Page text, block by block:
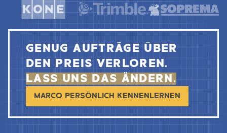
GENUG AUFTRÄGE ÜBER
DEN PREIS VERLOREN.
LASS UNS DAS ÄNDERN.
MARCO PERSÖNLICH KENNENLERNEN